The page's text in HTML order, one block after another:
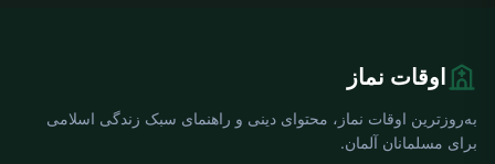
اوقات نماز
به‌روزترین اوقات نماز، محتوای دینی و راهنمای سبک زندگی اسلامی
برای مسلمانان آلمان.